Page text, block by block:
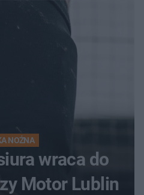
NOŻNA
wraca do
Motor Lublin